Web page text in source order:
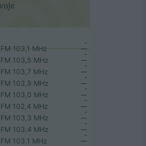
FM 103,1 MHz
FM 103,5 MHz
FM 103,7 MHz
FM 103,9 MHz
FM 103,0 MHz
FM 102,4 MHz
FM 103,3 MHz
FM 103,4 MHz
FM 103,1 MHz